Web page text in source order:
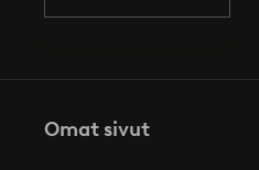
Omat sivut